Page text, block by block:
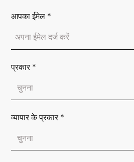
आपका ईमेल *
प्रकार *
व्यापार के प्रकार *